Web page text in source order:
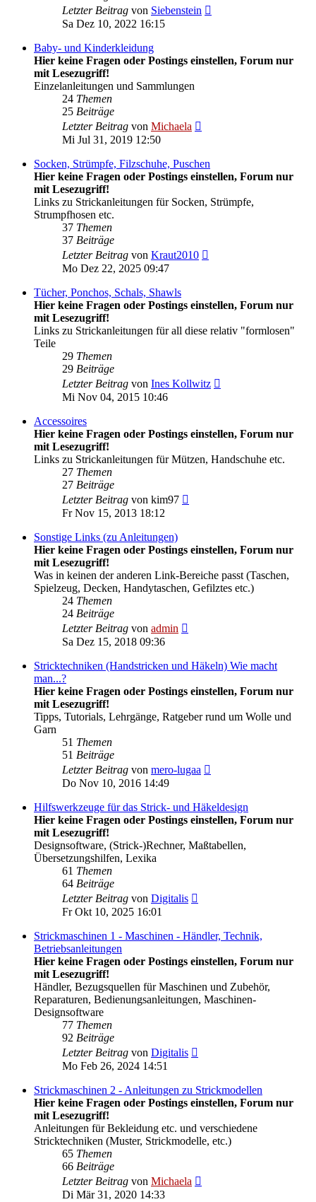
Letzter Beitrag von Siebenstein
Sa Dez 10, 2022 16:15
Baby- und Kinderkleidung
Hier keine Fragen oder Postings einstellen, Forum nur
mit Lesezugriff!
Einzelanleitungen und Sammlungen
24 Themen
25 Beiträge
Letzter Beitrag von Michaela
Mi Jul 31, 2019 12:50
Socken, Strümpfe, Filzschuhe, Puschen
Hier keine Fragen oder Postings einstellen, Forum nur
mit Lesezugriff!
Links zu Strickanleitungen für Socken, Strümpfe,
Strumpfhosen etc.
37 Themen
37 Beiträge
Letzter Beitrag von Kraut2010
Mo Dez 22, 2025 09:47
Tücher, Ponchos, Schals, Shawls
Hier keine Fragen oder Postings einstellen, Forum nur
mit Lesezugriff!
Links zu Strickanleitungen für all diese relativ "formlosen"
Teile
29 Themen
29 Beiträge
Letzter Beitrag von Ines Kollwitz
Mi Nov 04, 2015 10:46
Accessoires
Hier keine Fragen oder Postings einstellen, Forum nur
mit Lesezugriff!
Links zu Strickanleitungen für Mützen, Handschuhe etc.
27 Themen
27 Beiträge
Letzter Beitrag von kim97
Fr Nov 15, 2013 18:12
Sonstige Links (zu Anleitungen)
Hier keine Fragen oder Postings einstellen, Forum nur
mit Lesezugriff!
Was in keinen der anderen Link-Bereiche passt (Taschen,
Spielzeug, Decken, Handytaschen, Gefilztes etc.)
24 Themen
24 Beiträge
Letzter Beitrag von admin
Sa Dez 15, 2018 09:36
Stricktechniken (Handstricken und Häkeln) Wie macht
man...?
Hier keine Fragen oder Postings einstellen, Forum nur
mit Lesezugriff!
Tipps, Tutorials, Lehrgänge, Ratgeber rund um Wolle und
Garn
51 Themen
51 Beiträge
Letzter Beitrag von mero-lugaa
Do Nov 10, 2016 14:49
Hilfswerkzeuge für das Strick- und Häkeldesign
Hier keine Fragen oder Postings einstellen, Forum nur
mit Lesezugriff!
Designsoftware, (Strick-)Rechner, Maßtabellen,
Übersetzungshilfen, Lexika
61 Themen
64 Beiträge
Letzter Beitrag von Digitalis
Fr Okt 10, 2025 16:01
Strickmaschinen 1 - Maschinen - Händler, Technik,
Betriebsanleitungen
Hier keine Fragen oder Postings einstellen, Forum nur
mit Lesezugriff!
Händler, Bezugsquellen für Maschinen und Zubehör,
Reparaturen, Bedienungsanleitungen, Maschinen-
Designsoftware
77 Themen
92 Beiträge
Letzter Beitrag von Digitalis
Mo Feb 26, 2024 14:51
Strickmaschinen 2 - Anleitungen zu Strickmodellen
Hier keine Fragen oder Postings einstellen, Forum nur
mit Lesezugriff!
Anleitungen für Bekleidung etc. und verschiedene
Stricktechniken (Muster, Strickmodelle, etc.)
65 Themen
66 Beiträge
Letzter Beitrag von Michaela
Di Mär 31, 2020 14:33